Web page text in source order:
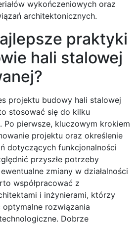
wykończeniowych oraz
architektonicznych.
praktyki
hali stalowej
projektu budowy hali stalowej
stosować się do kilku
Po pierwsze, kluczowym krokiem
projektu oraz określenie
dotyczących funkcjonalności
przyszłe potrzeby
zmiany w działalności
współpracować z
i inżynierami, którzy
rozwiązania
Dobrze